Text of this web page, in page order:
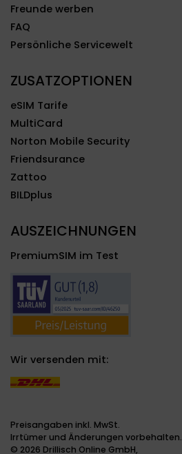
Freunde werben
FAQ
Persönliche Servicewelt
ZUSATZOPTIONEN
eSIM Tarife
MultiCard
Norton Mobile Security
Friendsurance
Zattoo
BILDplus
AUSZEICHNUNGEN
PremiumSIM im Test
Wir versenden mit:
Preisangaben inkl. MwSt.
Irrtümer und Änderungen vorbehalten.
© 2026 Drillisch Online GmbH,